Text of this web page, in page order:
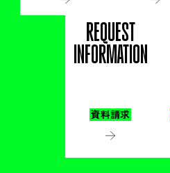
REQUEST
INFORMATION
資料請求